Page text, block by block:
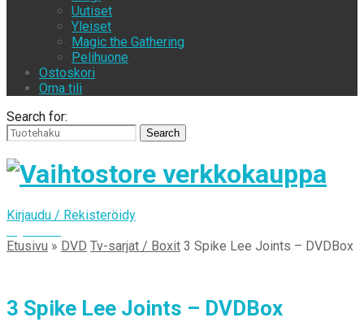
Uutiset
Yleiset
Magic the Gathering
Pelihuone
Ostoskori
Oma tili
Search for:
Kirjaudu / Rekisteröidy
Etusivu » DVD Tv-sarjat / Boxit 3 Spike Lee Joints – DVDBox
3 Spike Lee Joints – DVDBox